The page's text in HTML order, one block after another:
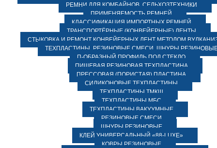
РЕМНИ ДЛЯ КОМБАЙНОВ, СЕЛЬХОЗТЕХНИКИ
ПРИМЕНЯЕМОСТЬ РЕМНЕЙ
КЛАССИФИКАЦИЯ ИМПОРТНЫХ РЕМНЕЙ
ТРАНСПОРТЁРНЫЕ (КОНВЕЙЕРНЫЕ) ЛЕНТЫ
СТЫКОВКА И РЕМОНТ КОНВЕЙЕРНЫХ ЛЕНТ МЕТОДОМ
ТЕХПЛАСТИНЫ, РЕЗИНОВЫЕ СМЕСИ, ШНУРЫ
П-ОБРАЗНЫЙ ПРОФИЛЬ ПОД СТЕКЛО
ПИЩЕВАЯ РЕЗИНОВАЯ ТЕХПЛАСТИНА
ПРЕССОВАЯ (ПОРИСТАЯ) ПЛАСТИНА
СИЛИКОНОВЫЕ ТЕХПЛАСТИНЫ
ТЕХПЛАСТИНЫ ТМКЩ
ТЕХПЛАСТИНЫ МБС
ТЕХПЛАСТИНЫ ВАКУУМНЫЕ
РЕЗИНОВЫЕ СМЕСИ
ШНУРЫ РЕЗИНОВЫЕ
КЛЕЙ УНИВЕРСАЛЬНЫЙ «88-LUXE»
КОВРЫ РЕЗИНОВЫЕ